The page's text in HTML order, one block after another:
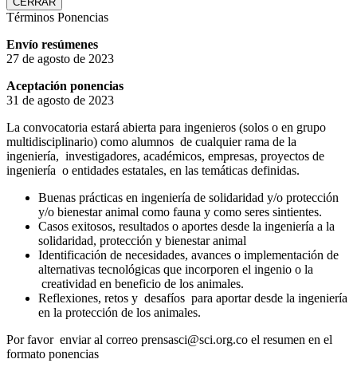
Términos Ponencias
Envío resúmenes
27 de agosto de 2023
Aceptación ponencias
31 de agosto de 2023
La convocatoria estará abierta para ingenieros (solos o en grupo
multidisciplinario) como alumnos de cualquier rama de la
ingeniería, investigadores, académicos, empresas, proyectos de
ingeniería o entidades estatales, en las temáticas definidas.
Buenas prácticas en ingeniería de solidaridad y/o protección
y/o bienestar animal como fauna y como seres sintientes.
Casos exitosos, resultados o aportes desde la ingeniería a la
solidaridad, protección y bienestar animal
Identificación de necesidades, avances o implementación de
alternativas tecnológicas que incorporen el ingenio o la
creatividad en beneficio de los animales.
Reflexiones, retos y desafíos para aportar desde la ingeniería
en la protección de los animales.
Por favor enviar al correo prensasci@sci.org.co el resumen en el
formato ponencias